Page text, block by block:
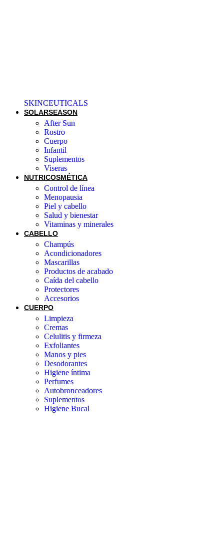
SKINCEUTICALS
SOLARSEASON
After Sun
Rostro
Cuerpo
Infantil
Suplementos
Viseras
NUTRICOSMÉTICA
Control de línea
Menopausia
Piel y cabello
Salud y bienestar
Vitaminas y minerales
CABELLO
Champús
Acondicionadores
Mascarillas
Productos de acabado
Caída del cabello
Protectores
Accesorios
CUERPO
Limpieza
Cremas
Celulitis y firmeza
Exfoliantes
Manos y pies
Desodorantes
Higiene íntima
Perfumes
Autobronceadores
Suplementos
Higiene Bucal